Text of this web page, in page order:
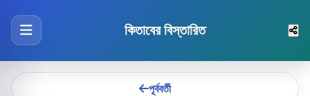
কিতাবের বিস্তারিত
পূর্ববর্তী